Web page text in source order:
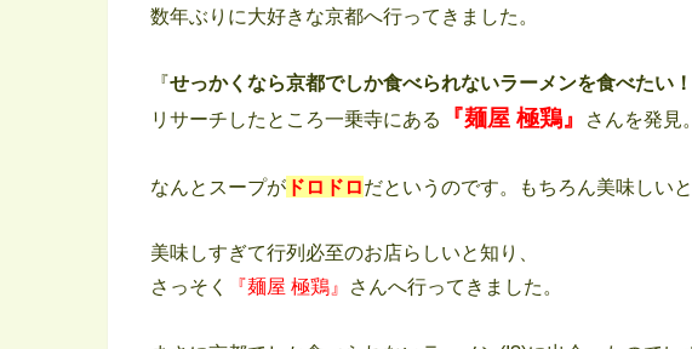
数年ぶりに大好きな京都へ行ってきました。
『せっかくなら京都でしか食べられないラーメンを食べたい！
リサーチしたところ一乗寺にある
『麺屋 極鶏』 さんを発見。
なんとスープが ドロドロだというのです。もちろん美味しいと
美味しすぎて行列必至のお店らしいと知り、
さっそく
『麺屋 極鶏』 さんへ行ってきました。